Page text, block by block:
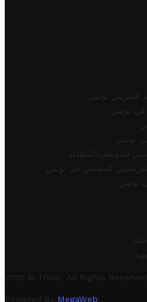
الضريبي تونس
في تونس
تونس
للموظف/المتقاعد
المقيمين في تونس
تونس
2025 © Trovit. All Rights Reserved.
Powered By MegaWeb